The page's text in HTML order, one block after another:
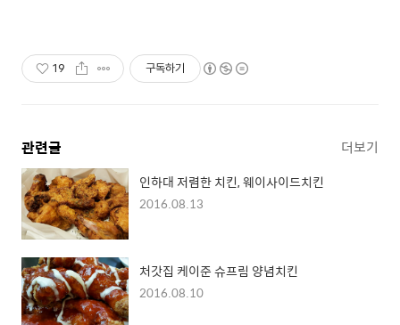
19 구독하기
관련글 더보기
인하대 저렴한 치킨, 웨이사이드치킨
2016.08.13
처갓집 케이준 슈프림 양념치킨
2016.08.10